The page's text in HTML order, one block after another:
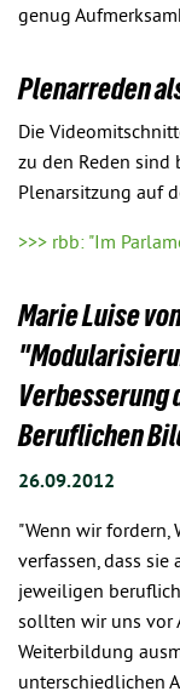
genug
Plenarreden
Die
zu den Reden sind
Plenarsitzung auf
>>> rbb: "Im
Marie Luise
Verbesserung
Beruflichen
26.09.2012
"Wenn wir
verfassen, dass
jeweiligen
sollten wir uns vor
Weiterbildung
unterschiedlichen